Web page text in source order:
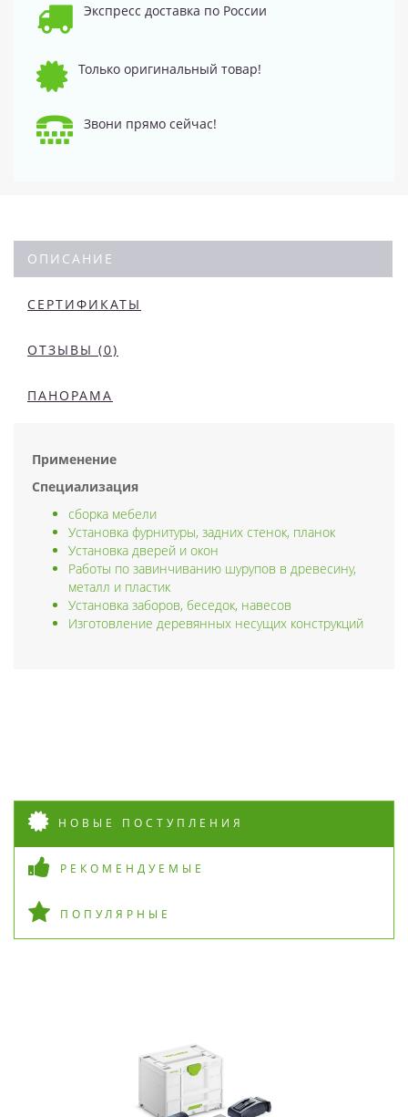
Экспресс доставка по России
Только оригинальный товар!
Звони прямо сейчас!
ОПИСАНИЕ
СЕРТИФИКАТЫ
ОТЗЫВЫ (0)
ПАНОРАМА
Применение
Специализация
сборка мебели
Установка фурнитуры, задних стенок, планок
Установка дверей и окон
Работы по завинчиванию шурупов в древесину,
металл и пластик
Установка заборов, беседок, навесов
Изготовление деревянных несущих конструкций
НОВЫЕ ПОСТУПЛЕНИЯ
РЕКОМЕНДУЕМЫЕ
ПОПУЛЯРНЫЕ